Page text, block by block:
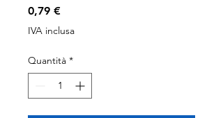
0,79 €Prezzo
IVA inclusa
Quantità *